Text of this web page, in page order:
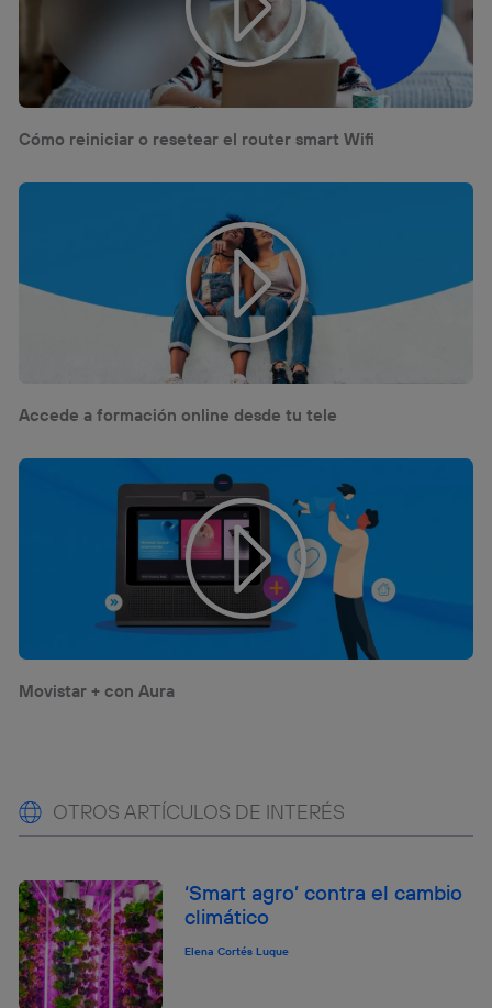
Cómo reiniciar o resetear el router smart Wifi
Accede a formación online desde tu tele
Movistar + con Aura
OTROS ARTÍCULOS DE INTERÉS
‘Smart agro’ contra el cambio
climático
Elena Cortés Luque